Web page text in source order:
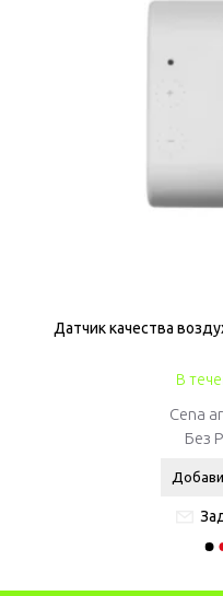
В
Датчик качества
Cena
Без